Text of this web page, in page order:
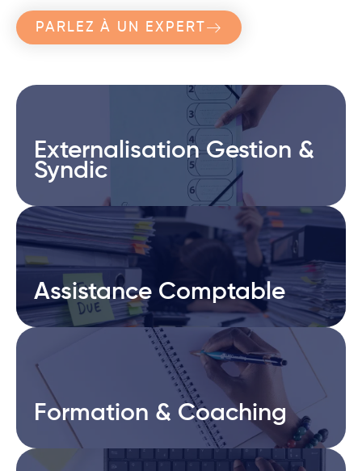
PARLEZ À UN EXPERT
Externalisation Gestion &
Syndic
Externalisation Gestion &
Syndic
Assistance Comptable
Assistance Comptable
Formation & Coaching
Formation & Coaching